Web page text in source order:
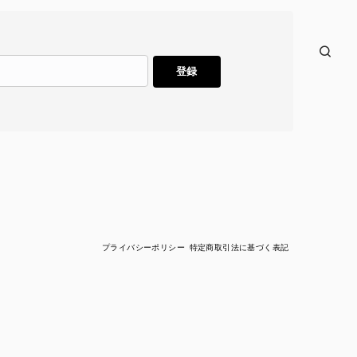
登録
プライバシーポリシー 特定商取引法に基づく表記